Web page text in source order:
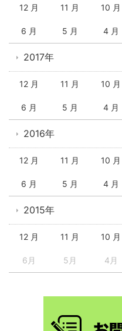
12 月 11 月 10 月
6 月 5 月 4 月
2017年
12 月 11 月 10 月
6 月 5 月 4 月
2016年
12 月 11 月 10 月
6 月 5 月 4 月
2015年
12 月 11 月 10 月
6月 5月 4月